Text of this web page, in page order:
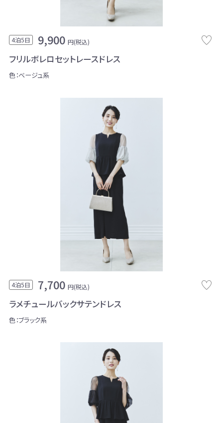
4泊5日 9,900 円(税込)
フリルボレロセットレースドレス
色：ベージュ系
4泊5日 7,700 円(税込)
ラメチュールバックサテンドレス
色：ブラック系